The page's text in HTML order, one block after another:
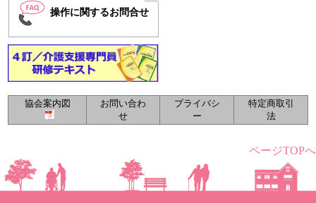
操作に関するお問合せ
ページTOPへ
協会案内図
お問い合わ
せ
プライバシ
ー
特定商取引
法